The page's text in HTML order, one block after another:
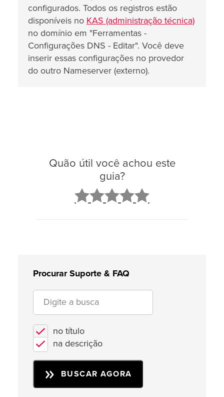
configurados. Todos os registros estão
disponíveis no KAS (administração técnica)
no domínio em "Ferramentas -
Configurações DNS - Editar". Você deve
inserir essas configurações no provedor
do outro Nameserver (externo).
Quão útil você achou este
guia?
Procurar Suporte & FAQ
no título
na descrição
BUSCAR AGORA